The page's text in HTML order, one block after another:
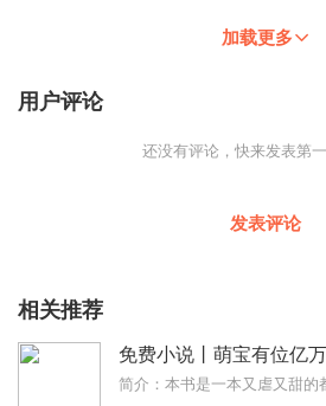
加载更多
用户评论
还没有评论，快来发表第一
发表评论
相关推荐